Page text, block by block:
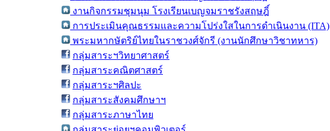
งานกิจกรรมชุมนุม โรงเรียนเบญจมราชรังสฤษฎิ์
การประเมินคุณธรรมและความโปร่งใสในการดำเนินงาน (ITA)
พระมหากษัตริย์ไทยในราชวงศ์จักรี (งานนักศึกษาวิชาทหาร)
กลุ่มสาระฯวิทยาศาสตร์
กลุ่มสาระคณิตศาสตร์
กลุ่มสาระฯศิลปะ
กลุ่มสาระสังคมศึกษาฯ
กลุ่มสาระภาษาไทย